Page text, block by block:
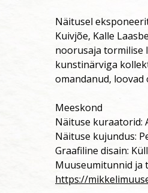
Näitusel
Kuivjõe, Kalle
noorusaja tormilise
kunstinärviga
omandanud,
Meeskond
Näituse kuraatorid:
Näituse kujundus:
Graafiline disain:
Muuseumitunnid ja
https://